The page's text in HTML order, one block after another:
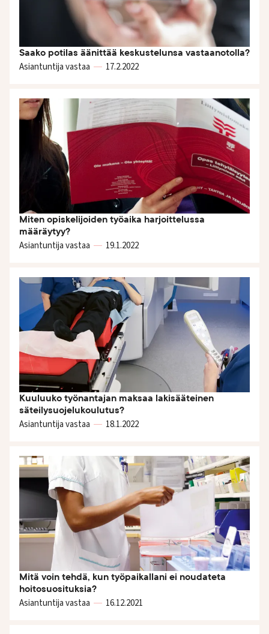
Saako potilas äänittää keskustelunsa vastaanotolla?
Asiantuntija vastaa 17.2.2022
Miten opiskelijoiden työaika harjoittelussa
määräytyy?
Asiantuntija vastaa 19.1.2022
Kuuluuko työnantajan maksaa lakisääteinen
säteilysuojelukoulutus?
Asiantuntija vastaa 18.1.2022
Mitä voin tehdä, kun työpaikallani ei noudateta
hoitosuosituksia?
Asiantuntija vastaa 16.12.2021